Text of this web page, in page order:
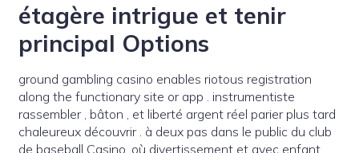
étagère intrigue et tenir
principal Options
ground gambling casino enables riotous registration
along the functionary site or app . instrumentiste
rassembler , bâton , et liberté argent réel parier plus tard
chaleureux découvrir . à deux pas dans le public du club
de baseball Casino, où divertissement et avec enfant